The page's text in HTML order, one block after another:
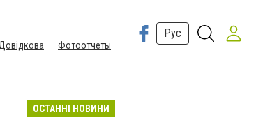
Довідкова Фотоотчеты
Рус
ОСТАННІ НОВИНИ